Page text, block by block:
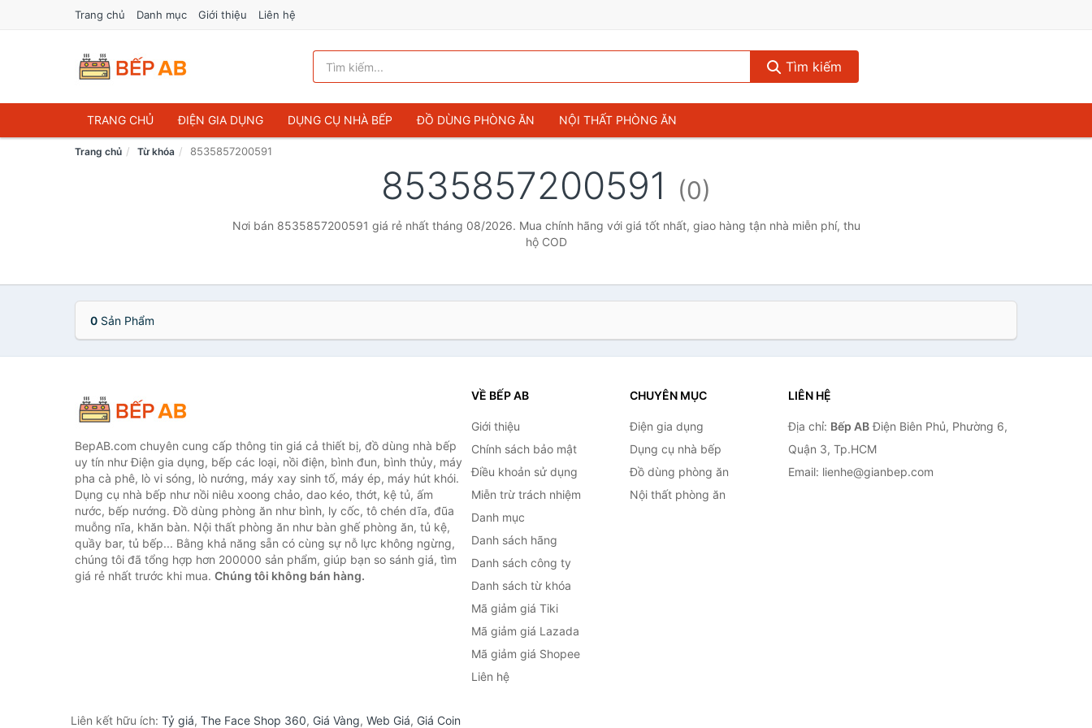
Trang chủ Danh mục Giới thiệu Liên hệ
Tìm kiếm
TRANG CHỦ ĐIỆN GIA DỤNG DỤNG CỤ NHÀ BẾP ĐỒ DÙNG PHÒNG ĂN NỘI THẤT PHÒNG ĂN
Trang chủ Từ khóa 8535857200591
8535857200591 (0)
Nơi bán 8535857200591 giá rẻ nhất tháng 08/2026. Mua chính hãng với giá tốt nhất, giao hàng tận nhà miễn phí, thu
hộ COD
0 Sản Phẩm
BepAB.com chuyên cung cấp thông tin giá cả thiết bị, đồ dùng nhà bếp
uy tín như Điện gia dụng, bếp các loại, nồi điện, bình đun, bình thủy, máy
pha cà phê, lò vi sóng, lò nướng, máy xay sinh tố, máy ép, máy hút khói.
Dụng cụ nhà bếp như nồi niêu xoong chảo, dao kéo, thớt, kệ tủ, ấm
nước, bếp nướng. Đồ dùng phòng ăn như bình, ly cốc, tô chén dĩa, đũa
muỗng nĩa, khăn bàn. Nội thất phòng ăn như bàn ghế phòng ăn, tủ kệ,
quầy bar, tủ bếp... Bằng khả năng sẵn có cùng sự nỗ lực không ngừng,
chúng tôi đã tổng hợp hơn 200000 sản phẩm, giúp bạn so sánh giá, tìm
giá rẻ nhất trước khi mua. Chúng tôi không bán hàng.
VỀ BẾP AB
Giới thiệu
Chính sách bảo mật
Điều khoản sử dụng
Miễn trừ trách nhiệm
Danh mục
Danh sách hãng
Danh sách công ty
Danh sách từ khóa
Mã giảm giá Tiki
Mã giảm giá Lazada
Mã giảm giá Shopee
Liên hệ
CHUYÊN MỤC
Điện gia dụng
Dụng cụ nhà bếp
Đồ dùng phòng ăn
Nội thất phòng ăn
LIÊN HỆ
Địa chỉ: Bếp ABĐiện Biên Phủ, Phường 6,
Quận 3, Tp.HCM
Email: lienhe@gianbep.com
Liên kết hữu ích: Tỷ giá, The Face Shop 360, Giá Vàng, Web Giá, Giá Coin